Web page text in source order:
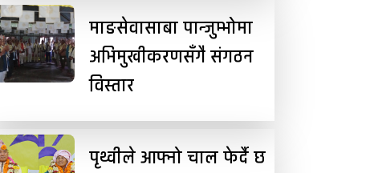
माङसेवासाबा पान्जुम्भोमा
अभिमुखीकरणसँगै संगठन
विस्तार
पृथ्वीले आफ्नो चाल फेर्दै छ